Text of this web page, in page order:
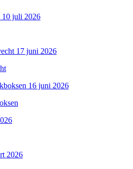
10 juli 2026
17 juni 2026
16 juni 2026
2026